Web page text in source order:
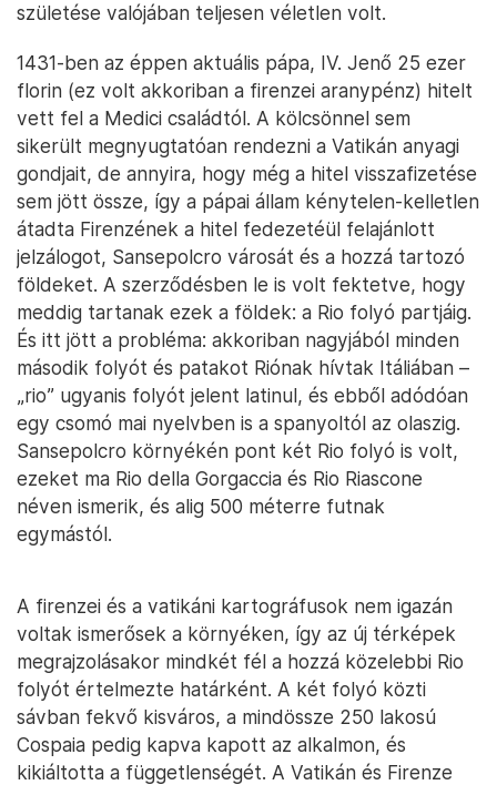
születése valójában teljesen véletlen volt.
1431-ben az éppen aktuális pápa, IV. Jenő 25 ezer
florin (ez volt akkoriban a firenzei aranypénz) hitelt
vett fel a Medici családtól. A kölcsönnel sem
sikerült megnyugtatóan rendezni a Vatikán anyagi
gondjait, de annyira, hogy még a hitel visszafizetése
sem jött össze, így a pápai állam kénytelen-kelletlen
átadta Firenzének a hitel fedezetéül felajánlott
jelzálogot, Sansepolcro városát és a hozzá tartozó
földeket. A szerződésben le is volt fektetve, hogy
meddig tartanak ezek a földek: a Rio folyó partjáig.
És itt jött a probléma: akkoriban nagyjából minden
második folyót és patakot Riónak hívtak Itáliában –
„rio” ugyanis folyót jelent latinul, és ebből adódóan
egy csomó mai nyelvben is a spanyoltól az olaszig.
Sansepolcro környékén pont két Rio folyó is volt,
ezeket ma Rio della Gorgaccia és Rio Riascone
néven ismerik, és alig 500 méterre futnak
egymástól.
A firenzei és a vatikáni kartográfusok nem igazán
voltak ismerősek a környéken, így az új térképek
megrajzolásakor mindkét fél a hozzá közelebbi Rio
folyót értelmezte határként. A két folyó közti
sávban fekvő kisváros, a mindössze 250 lakosú
Cospaia pedig kapva kapott az alkalmon, és
kikiáltotta a függetlenségét. A Vatikán és Firenze